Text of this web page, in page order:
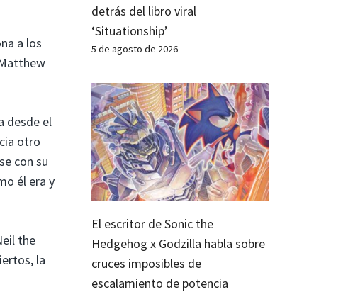
a los
desde el
otro
con su
él era y
the
la
detrás del libro viral
‘Situationship’
5 de agosto de 2026
El escritor de Sonic the
Hedgehog x Godzilla habla sobre
cruces imposibles de
escalamiento de potencia